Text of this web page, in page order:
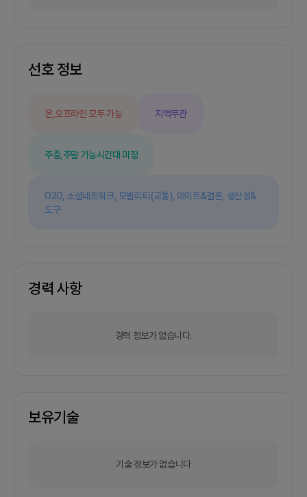
선호 정보
온,오프라인 모두 가능 지역무관
주중,주말 가능시간대 미정
O2O, 소셜네트워크, 모빌리티(교통), 데이트&결혼, 생산성&
도구
경력 사항
경력 정보가 없습니다.
보유기술
기술 정보가 없습니다